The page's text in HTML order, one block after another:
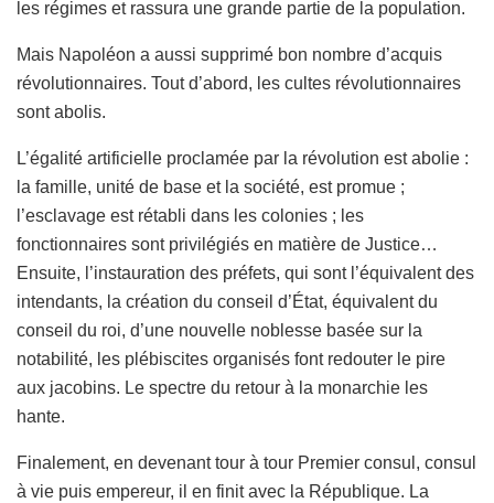
les régimes et rassura une grande partie de la population.
Mais Napoléon a aussi supprimé bon nombre d’acquis
révolutionnaires. Tout d’abord, les cultes révolutionnaires
sont abolis.
L’égalité artificielle proclamée par la révolution est abolie :
la famille, unité de base et la société, est promue ;
l’esclavage est rétabli dans les colonies ; les
fonctionnaires sont privilégiés en matière de Justice…
Ensuite, l’instauration des préfets, qui sont l’équivalent des
intendants, la création du conseil d’État, équivalent du
conseil du roi, d’une nouvelle noblesse basée sur la
notabilité, les plébiscites organisés font redouter le pire
aux jacobins. Le spectre du retour à la monarchie les
hante.
Finalement, en devenant tour à tour Premier consul, consul
à vie puis empereur, il en finit avec la République. La